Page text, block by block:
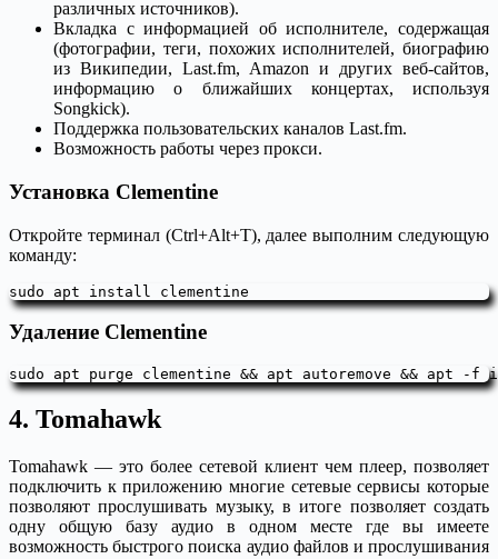
различных источников).
Вкладка с информацией об исполнителе, содержащая
(фотографии, теги, похожих исполнителей, биографию
из Википедии, Last.fm, Amazon и других веб-сайтов,
информацию о ближайших концертах, используя
Songkick).
Поддержка пользовательских каналов Last.fm.
Возможность работы через прокси.
Установка Clementine
Откройте терминал (Ctrl+Alt+T), далее выполним следующую
команду:
sudo apt install clementine
Удаление Clementine
sudo apt purge clementine && apt autoremove && apt -
4. Tomahawk
Tomahawk — это более сетевой клиент чем плеер, позволяет
подключить к приложению многие сетевые сервисы которые
позволяют прослушивать музыку, в итоге позволяет создать
одну общую базу аудио в одном месте где вы имеете
возможность быстрого поиска аудио файлов и прослушивания